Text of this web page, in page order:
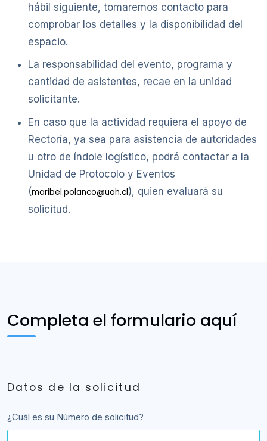
hábil siguiente, tomaremos contacto para
comprobar los detalles y la disponibilidad del
espacio.
La responsabilidad del evento, programa y
cantidad de asistentes, recae en la unidad
solicitante.
En caso que la actividad requiera el apoyo de
Rectoría, ya sea para asistencia de autoridades
u otro de índole logístico, podrá contactar a la
Unidad de Protocolo y Eventos
(maribel.polanco@uoh.cl), quien evaluará su
solicitud.
Completa el formulario aquí
Datos de la solicitud
¿Cuál es su Número de solicitud?